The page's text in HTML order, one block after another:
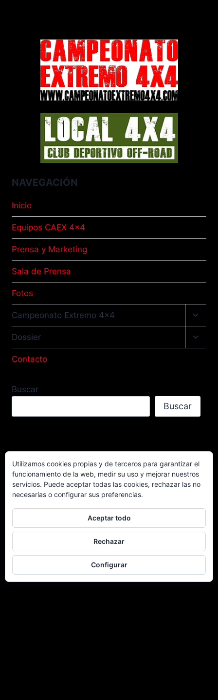
NAVEGACIÓN
Inicio
Equipos CAEX 4×4
Prensa y Marketing
Sala de Prensa
Fotos
Campeonato Extremo 4×4
menú
hijo
Dossier
menú
Contacto
Buscar
Buscar
Utilizamos cookies propias y de terceros para garantizar el
funcionamiento de la web, medir su uso y mejorar nuestros
servicios. Puede aceptar todas las cookies, rechazar las no
necesarias o configurar sus preferencias.
Aceptar todo
Rechazar
Configurar